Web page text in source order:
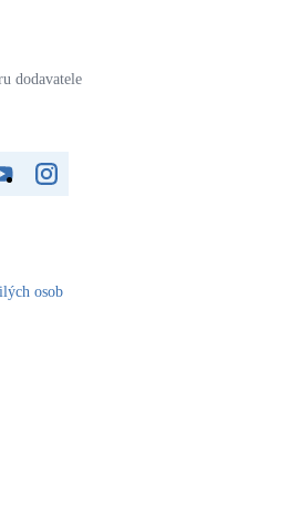
dodavatele
osob